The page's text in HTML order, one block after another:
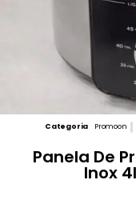
Categoria Promoon
Panela De
Inox